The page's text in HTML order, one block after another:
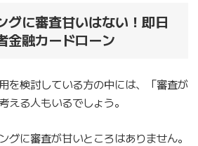
グに審査甘いはない！即日
金融カードローン
を検討している方の中には、「審査が
える人もいるでしょう。
グに審査が甘いところはありません。